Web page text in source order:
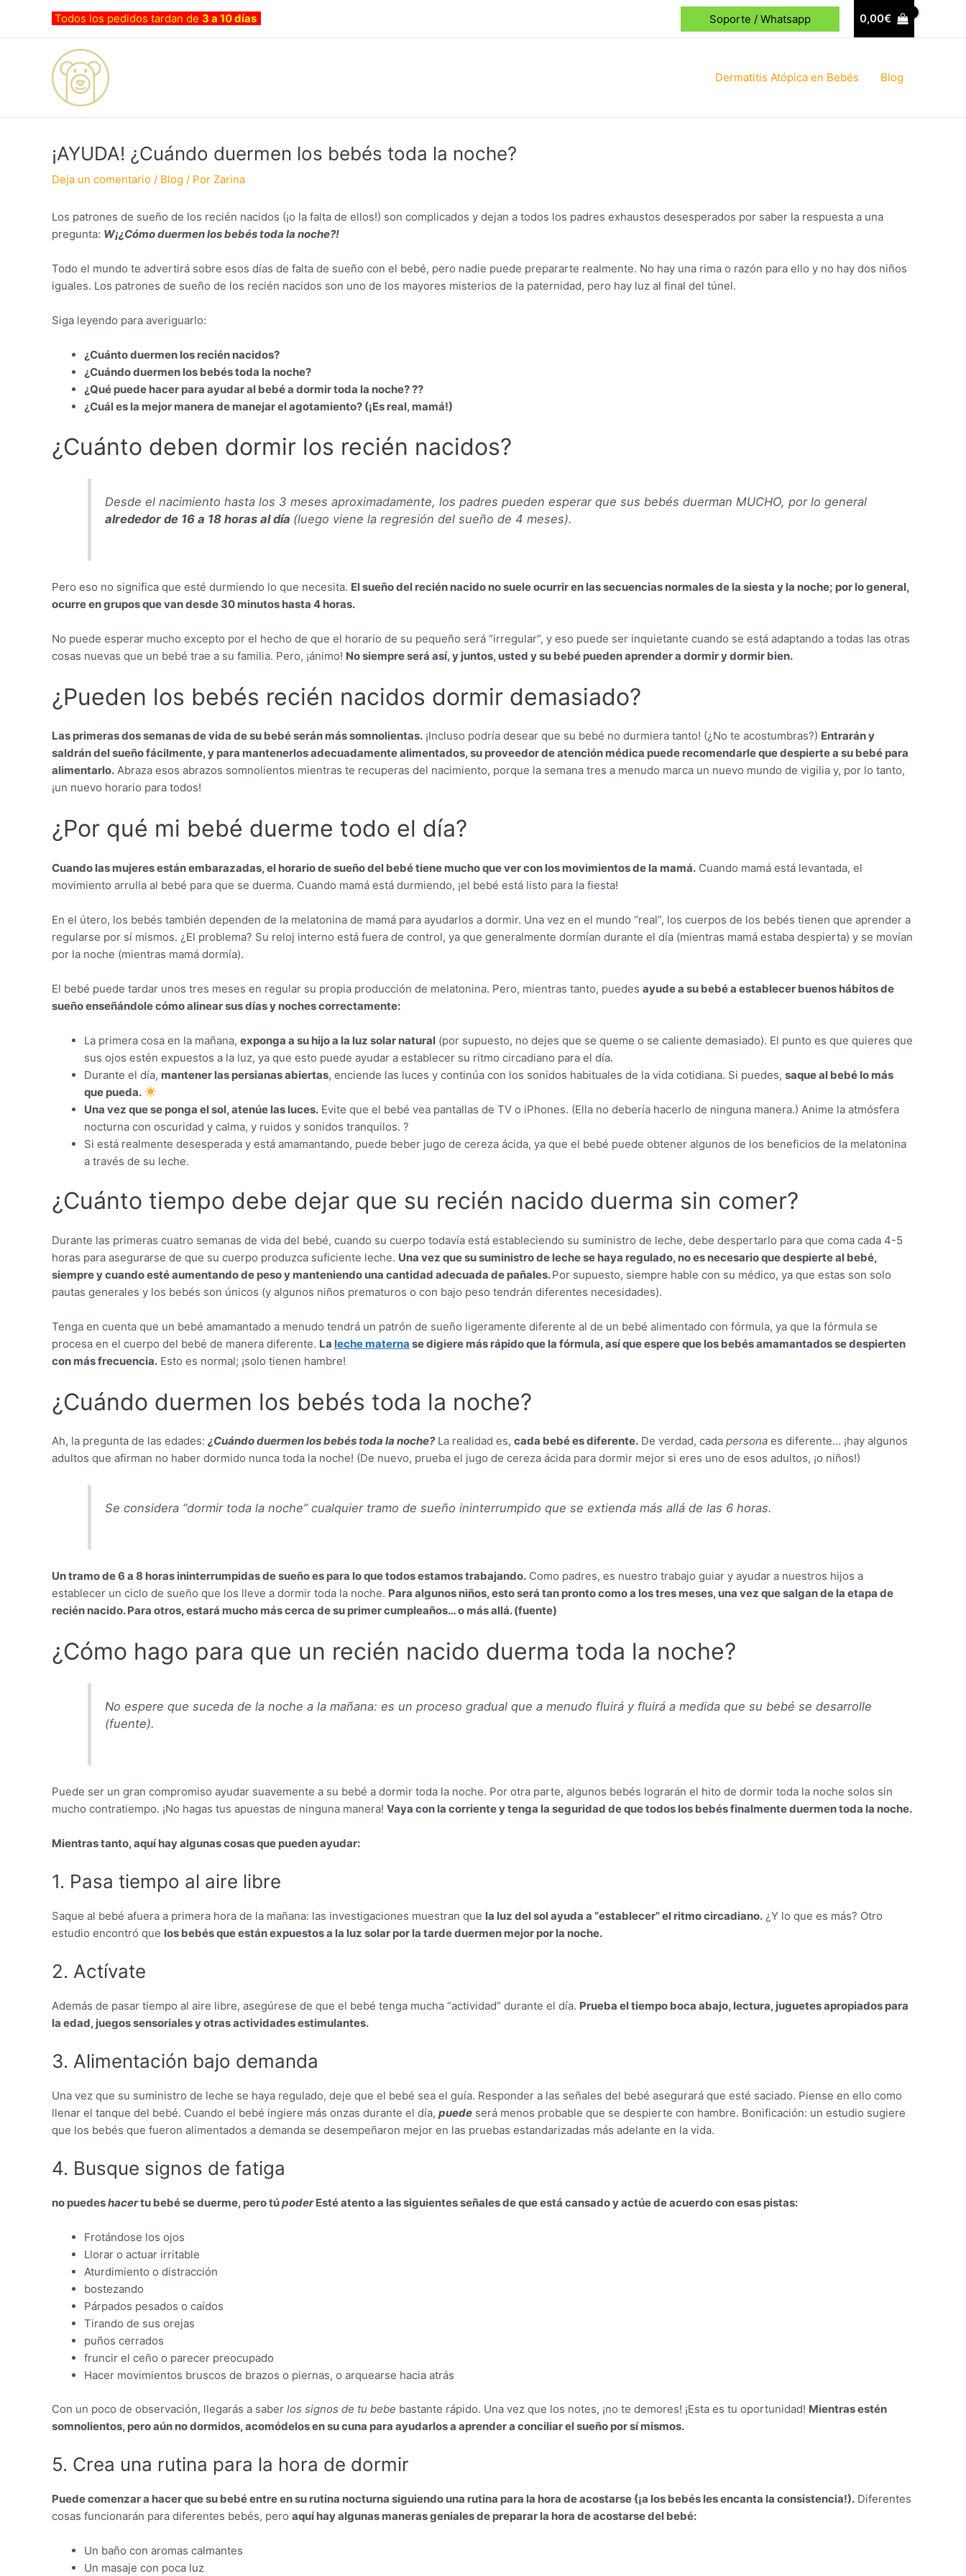
Todos los pedidos tardan de 3 a 10 días Soporte / Whatsapp 0,00€
Dermatitis Atópica en Bebés Blog
¡AYUDA! ¿Cuándo duermen los bebés toda la noche?
Deja un comentario / Blog / Por Zarina
Los patrones de sueño de los recién nacidos (¡o la falta de ellos!) son complicados y dejan a todos los padres exhaustos desesperados por saber la respuesta a una
pregunta: W¡¿Cómo duermen los bebés toda la noche?!
Todo el mundo te advertirá sobre esos días de falta de sueño con el bebé, pero nadie puede prepararte realmente. No hay una rima o razón para ello y no hay dos niños
iguales. Los patrones de sueño de los recién nacidos son uno de los mayores misterios de la paternidad, pero hay luz al final del túnel.
Siga leyendo para averiguarlo:
¿Cuánto duermen los recién nacidos?
¿Cuándo duermen los bebés toda la noche?
¿Qué puede hacer para ayudar al bebé a dormir toda la noche? ??
¿Cuál es la mejor manera de manejar el agotamiento? (¡Es real, mamá!)
¿Cuánto deben dormir los recién nacidos?
Desde el nacimiento hasta los 3 meses aproximadamente, los padres pueden esperar que sus bebés duerman MUCHO, por lo general
alrededor de 16 a 18 horas al día (luego viene la regresión del sueño de 4 meses).
Pero eso no significa que esté durmiendo lo que necesita. El sueño del recién nacido no suele ocurrir en las secuencias normales de la siesta y la noche; por lo general,
ocurre en grupos que van desde 30 minutos hasta 4 horas.
No puede esperar mucho excepto por el hecho de que el horario de su pequeño será “irregular”, y eso puede ser inquietante cuando se está adaptando a todas las otras
cosas nuevas que un bebé trae a su familia. Pero, ¡ánimo! No siempre será así, y juntos, usted y su bebé pueden aprender a dormir y dormir bien.
¿Pueden los bebés recién nacidos dormir demasiado?
Las primeras dos semanas de vida de su bebé serán más somnolientas. ¡Incluso podría desear que su bebé no durmiera tanto! (¿No te acostumbras?) Entrarán y
saldrán del sueño fácilmente, y para mantenerlos adecuadamente alimentados, su proveedor de atención médica puede recomendarle que despierte a su bebé para
alimentarlo. Abraza esos abrazos somnolientos mientras te recuperas del nacimiento, porque la semana tres a menudo marca un nuevo mundo de vigilia y, por lo tanto,
¡un nuevo horario para todos!
¿Por qué mi bebé duerme todo el día?
Cuando las mujeres están embarazadas, el horario de sueño del bebé tiene mucho que ver con los movimientos de la mamá. Cuando mamá está levantada, el
movimiento arrulla al bebé para que se duerma. Cuando mamá está durmiendo, ¡el bebé está listo para la fiesta!
En el útero, los bebés también dependen de la melatonina de mamá para ayudarlos a dormir. Una vez en el mundo “real”, los cuerpos de los bebés tienen que aprender a
regularse por sí mismos. ¿El problema? Su reloj interno está fuera de control, ya que generalmente dormían durante el día (mientras mamá estaba despierta) y se movían
por la noche (mientras mamá dormía).
El bebé puede tardar unos tres meses en regular su propia producción de melatonina. Pero, mientras tanto, puedes ayude a su bebé a establecer buenos hábitos de
sueño enseñándole cómo alinear sus días y noches correctamente:
La primera cosa en la mañana, exponga a su hijo a la luz solar natural (por supuesto, no dejes que se queme o se caliente demasiado). El punto es que quieres que
sus ojos estén expuestos a la luz, ya que esto puede ayudar a establecer su ritmo circadiano para el día.
Durante el día, mantener las persianas abiertas, enciende las luces y continúa con los sonidos habituales de la vida cotidiana. Si puedes, saque al bebé lo más
que pueda.
Una vez que se ponga el sol, atenúe las luces. Evite que el bebé vea pantallas de TV o iPhones. (Ella no debería hacerlo de ninguna manera.) Anime la atmósfera
nocturna con oscuridad y calma, y ​​ruidos y sonidos tranquilos. ?
Si está realmente desesperada y está amamantando, puede beber jugo de cereza ácida, ya que el bebé puede obtener algunos de los beneficios de la melatonina
a través de su leche.
¿Cuánto tiempo debe dejar que su recién nacido duerma sin comer?
Durante las primeras cuatro semanas de vida del bebé, cuando su cuerpo todavía está estableciendo su suministro de leche, debe despertarlo para que coma cada 4-5
horas para asegurarse de que su cuerpo produzca suficiente leche. Una vez que su suministro de leche se haya regulado, no es necesario que despierte al bebé,
siempre y cuando esté aumentando de peso y manteniendo una cantidad adecuada de pañales.Por supuesto, siempre hable con su médico, ya que estas son solo
pautas generales y los bebés son únicos (y algunos niños prematuros o con bajo peso tendrán diferentes necesidades).
Tenga en cuenta que un bebé amamantado a menudo tendrá un patrón de sueño ligeramente diferente al de un bebé alimentado con fórmula, ya que la fórmula se
procesa en el cuerpo del bebé de manera diferente. La leche materna se digiere más rápido que la fórmula, así que espere que los bebés amamantados se despierten
con más frecuencia. Esto es normal; ¡solo tienen hambre!
¿Cuándo duermen los bebés toda la noche?
Ah, la pregunta de las edades: ¿Cuándo duermen los bebés toda la noche?La realidad es, cada bebé es diferente. De verdad, cada persona es diferente… ¡hay algunos
adultos que afirman no haber dormido nunca toda la noche! (De nuevo, prueba el jugo de cereza ácida para dormir mejor si eres uno de esos adultos, ¡o niños!)
Se considera “dormir toda la noche” cualquier tramo de sueño ininterrumpido que se extienda más allá de las 6 horas.
Un tramo de 6 a 8 horas ininterrumpidas de sueño es para lo que todos estamos trabajando. Como padres, es nuestro trabajo guiar y ayudar a nuestros hijos a
establecer un ciclo de sueño que los lleve a dormir toda la noche. Para algunos niños, esto será tan pronto como a los tres meses, una vez que salgan de la etapa de
recién nacido. Para otros, estará mucho más cerca de su primer cumpleaños… o más allá. (fuente)
¿Cómo hago para que un recién nacido duerma toda la noche?
No espere que suceda de la noche a la mañana: es un proceso gradual que a menudo fluirá y fluirá a medida que su bebé se desarrolle
(fuente).
Puede ser un gran compromiso ayudar suavemente a su bebé a dormir toda la noche. Por otra parte, algunos bebés lograrán el hito de dormir toda la noche solos sin
mucho contratiempo. ¡No hagas tus apuestas de ninguna manera! Vaya con la corriente y tenga la seguridad de que todos los bebés finalmente duermen toda la noche.
Mientras tanto, aquí hay algunas cosas que pueden ayudar:
1. Pasa tiempo al aire libre
Saque al bebé afuera a primera hora de la mañana: las investigaciones muestran que la luz del sol ayuda a “establecer” el ritmo circadiano. ¿Y lo que es más? Otro
estudio encontró que los bebés que están expuestos a la luz solar por la tarde duermen mejor por la noche.
2. Actívate
Además de pasar tiempo al aire libre, asegúrese de que el bebé tenga mucha “actividad” durante el día. Prueba el tiempo boca abajo, lectura, juguetes apropiados para
la edad, juegos sensoriales y otras actividades estimulantes.
3. Alimentación bajo demanda
Una vez que su suministro de leche se haya regulado, deje que el bebé sea el guía. Responder a las señales del bebé asegurará que esté saciado. Piense en ello como
llenar el tanque del bebé. Cuando el bebé ingiere más onzas durante el día, puede será menos probable que se despierte con hambre. Bonificación: un estudio sugiere
que los bebés que fueron alimentados a demanda se desempeñaron mejor en las pruebas estandarizadas más adelante en la vida.
4. Busque signos de fatiga
no puedeshacertu bebé se duerme, pero túpoderEsté atento a las siguientes señales de que está cansado y actúe de acuerdo con esas pistas:
Frotándose los ojos
Llorar o actuar irritable
Aturdimiento o distracción
bostezando
Párpados pesados ​​o caídos
Tirando de sus orejas
puños cerrados
fruncir el ceño o parecer preocupado
Hacer movimientos bruscos de brazos o piernas, o arquearse hacia atrás
Con un poco de observación, llegarás a saber los signos de tu bebe bastante rápido. Una vez que los notes, ¡no te demores! ¡Esta es tu oportunidad! Mientras estén
somnolientos, pero aún no dormidos, acomódelos en su cuna para ayudarlos a aprender a conciliar el sueño por sí mismos.
5. Crea una rutina para la hora de dormir
Puede comenzar a hacer que su bebé entre en su rutina nocturna siguiendo una rutina para la hora de acostarse (¡a los bebés les encanta la consistencia!). Diferentes
cosas funcionarán para diferentes bebés, pero aquí hay algunas maneras geniales de preparar la hora de acostarse del bebé:
Un baño con aromas calmantes
Un masaje con poca luz
de